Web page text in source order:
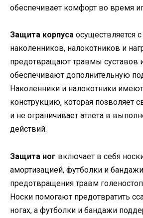
обеспечивает комфорт во время
Защита корпуса осуществляется
наколенников, налокотников и
предотвращают травмы суставов
обеспечивают дополнительную
Наколенники и налокотники
конструкцию, которая позволяет
и не ограничивает атлета в
действий.
Защита ног включает в себя
амортизацией, футболки и
предотвращения травм
Носки помогают предотвратить
ногах, а футболки и бандажи